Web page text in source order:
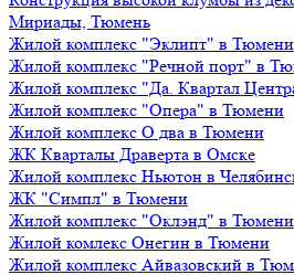
Мириады, Тюмень
Жилой комплекс "Эклипт" в Тюмени
Жилой комплекс "Речной порт" в
Жилой комплекс "Да. Квартал
Жилой комплекс "Опера" в Тюмени
Жилой комплекс О два в Тюмени
ЖК Кварталы Драверта в Омске
Жилой комплекс Ньютон в
ЖК "Симпл" в Тюмени
Жилой комплекс "Оклэнд" в Тюмени
Жилой комлекс Онегин в Тюмени
Жилой комплекс Айвазовский в